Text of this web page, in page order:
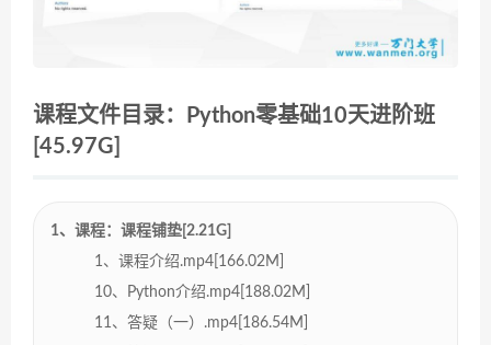
课程文件目录：Python零基础10天进阶班
[45.97G]
1、课程：课程铺垫[2.21G]
1、课程介绍.mp4[166.02M]
10、Python介绍.mp4[188.02M]
11、答疑（一）.mp4[186.54M]